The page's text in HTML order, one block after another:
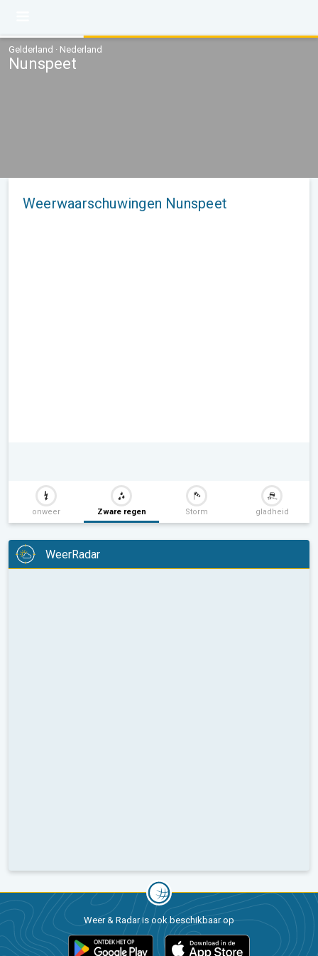
Gelderland · Nederland
Nunspeet
Weerwaarschuwingen Nunspeet
onweer Zware regen Storm gladheid
WeerRadar
Weer & Radar is ook beschikbaar op